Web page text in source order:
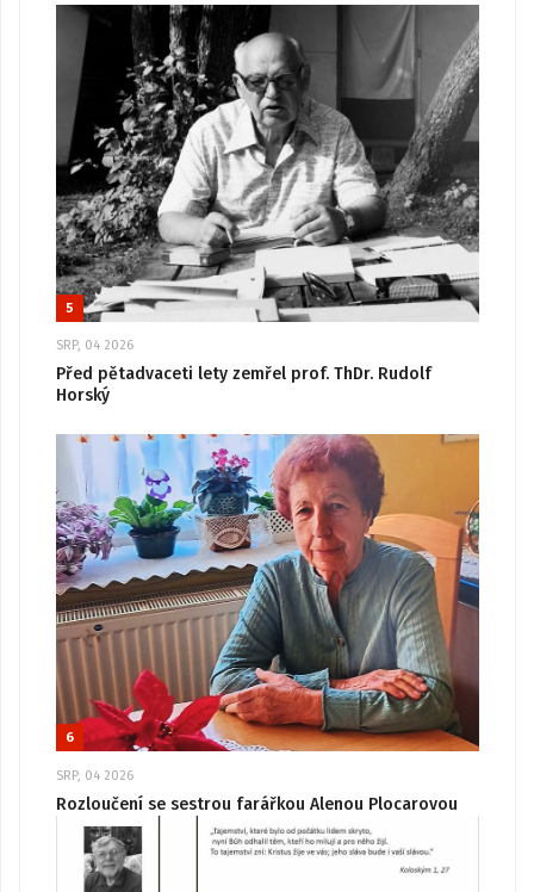
5
SRP, 04 2026
Před pětadvaceti lety zemřel prof. ThDr. Rudolf
Horský
6
SRP, 04 2026
Rozloučení se sestrou farářkou Alenou Plocarovou